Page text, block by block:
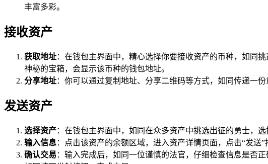
丰富多彩。
接收资产
获取地址：在钱包主界面中，精心选择你要接收资产的币种，如同
神秘的宝箱，会显示该币种的钱包地址。
分享地址：你可以通过复制地址、分享二维码等方式，如同传递一
发送资产
选择资产：在钱包主界面中，如同在众多资产中挑选出征的勇士，选
输入信息：点击该资产的余额区域，进入资产详情页面，点击“发送
确认交易 ：输入完成后，如同一位谨慎的法官，仔细检查信息是否